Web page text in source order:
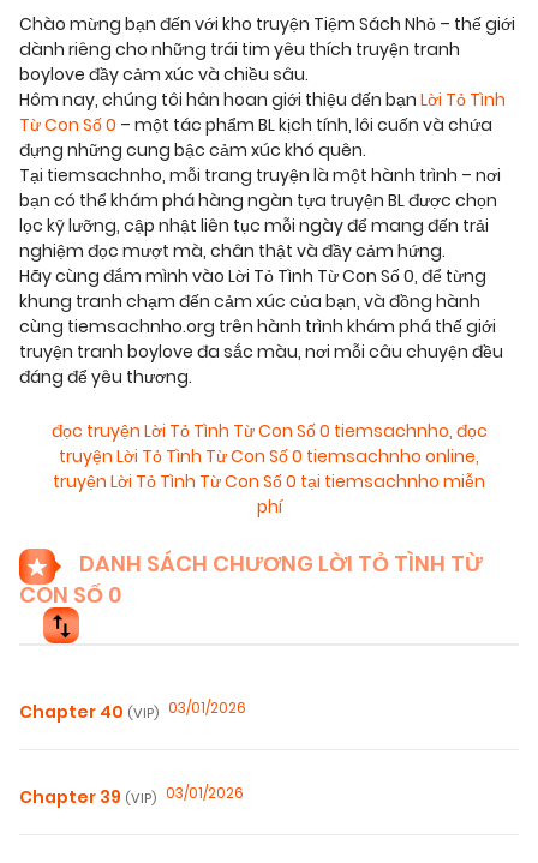
Chào mừng bạn đến với kho truyện Tiệm Sách Nhỏ – thế giới
dành riêng cho những trái tim yêu thích truyện tranh
boylove đầy cảm xúc và chiều sâu.
Hôm nay, chúng tôi hân hoan giới thiệu đến bạn Lời Tỏ Tình
Từ Con Số 0 – một tác phẩm BL kịch tính, lôi cuốn và chứa
đựng những cung bậc cảm xúc khó quên.
Tại tiemsachnho, mỗi trang truyện là một hành trình – nơi
bạn có thể khám phá hàng ngàn tựa truyện BL được chọn
lọc kỹ lưỡng, cập nhật liên tục mỗi ngày để mang đến trải
nghiệm đọc mượt mà, chân thật và đầy cảm hứng.
Hãy cùng đắm mình vào Lời Tỏ Tình Từ Con Số 0, để từng
khung tranh chạm đến cảm xúc của bạn, và đồng hành
cùng tiemsachnho.org trên hành trình khám phá thế giới
truyện tranh boylove đa sắc màu, nơi mỗi câu chuyện đều
đáng để yêu thương.
đọc truyện Lời Tỏ Tình Từ Con Số 0 tiemsachnho, đọc
truyện Lời Tỏ Tình Từ Con Số 0 tiemsachnho online,
truyện Lời Tỏ Tình Từ Con Số 0 tại tiemsachnho miễn
phí
DANH SÁCH CHƯƠNG LỜI TỎ TÌNH TỪ
CON SỐ 0
Chapter 40 (VIP) 03/01/2026
Chapter 39 (VIP) 03/01/2026